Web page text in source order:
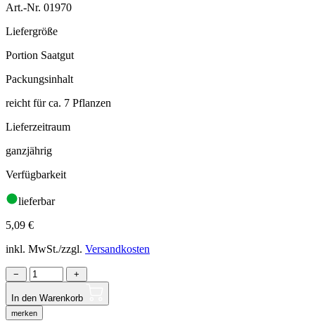
Art.-Nr. 01970
Liefergröße
Portion Saatgut
Packungsinhalt
reicht für ca. 7 Pflanzen
Lieferzeitraum
ganzjährig
Verfügbarkeit
lieferbar
5,09 €
inkl. MwSt./zzgl. Versandkosten
− +
In den Warenkorb
merken